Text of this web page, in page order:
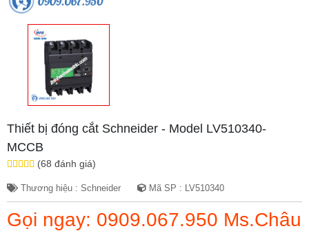
Thiết bị đóng cắt Schneider - Model LV510340-
MCCB
(68 đánh giá)
Thương hiệu : Schneider Mã SP : LV510340
Gọi ngay: 0909.067.950 Ms.Châu